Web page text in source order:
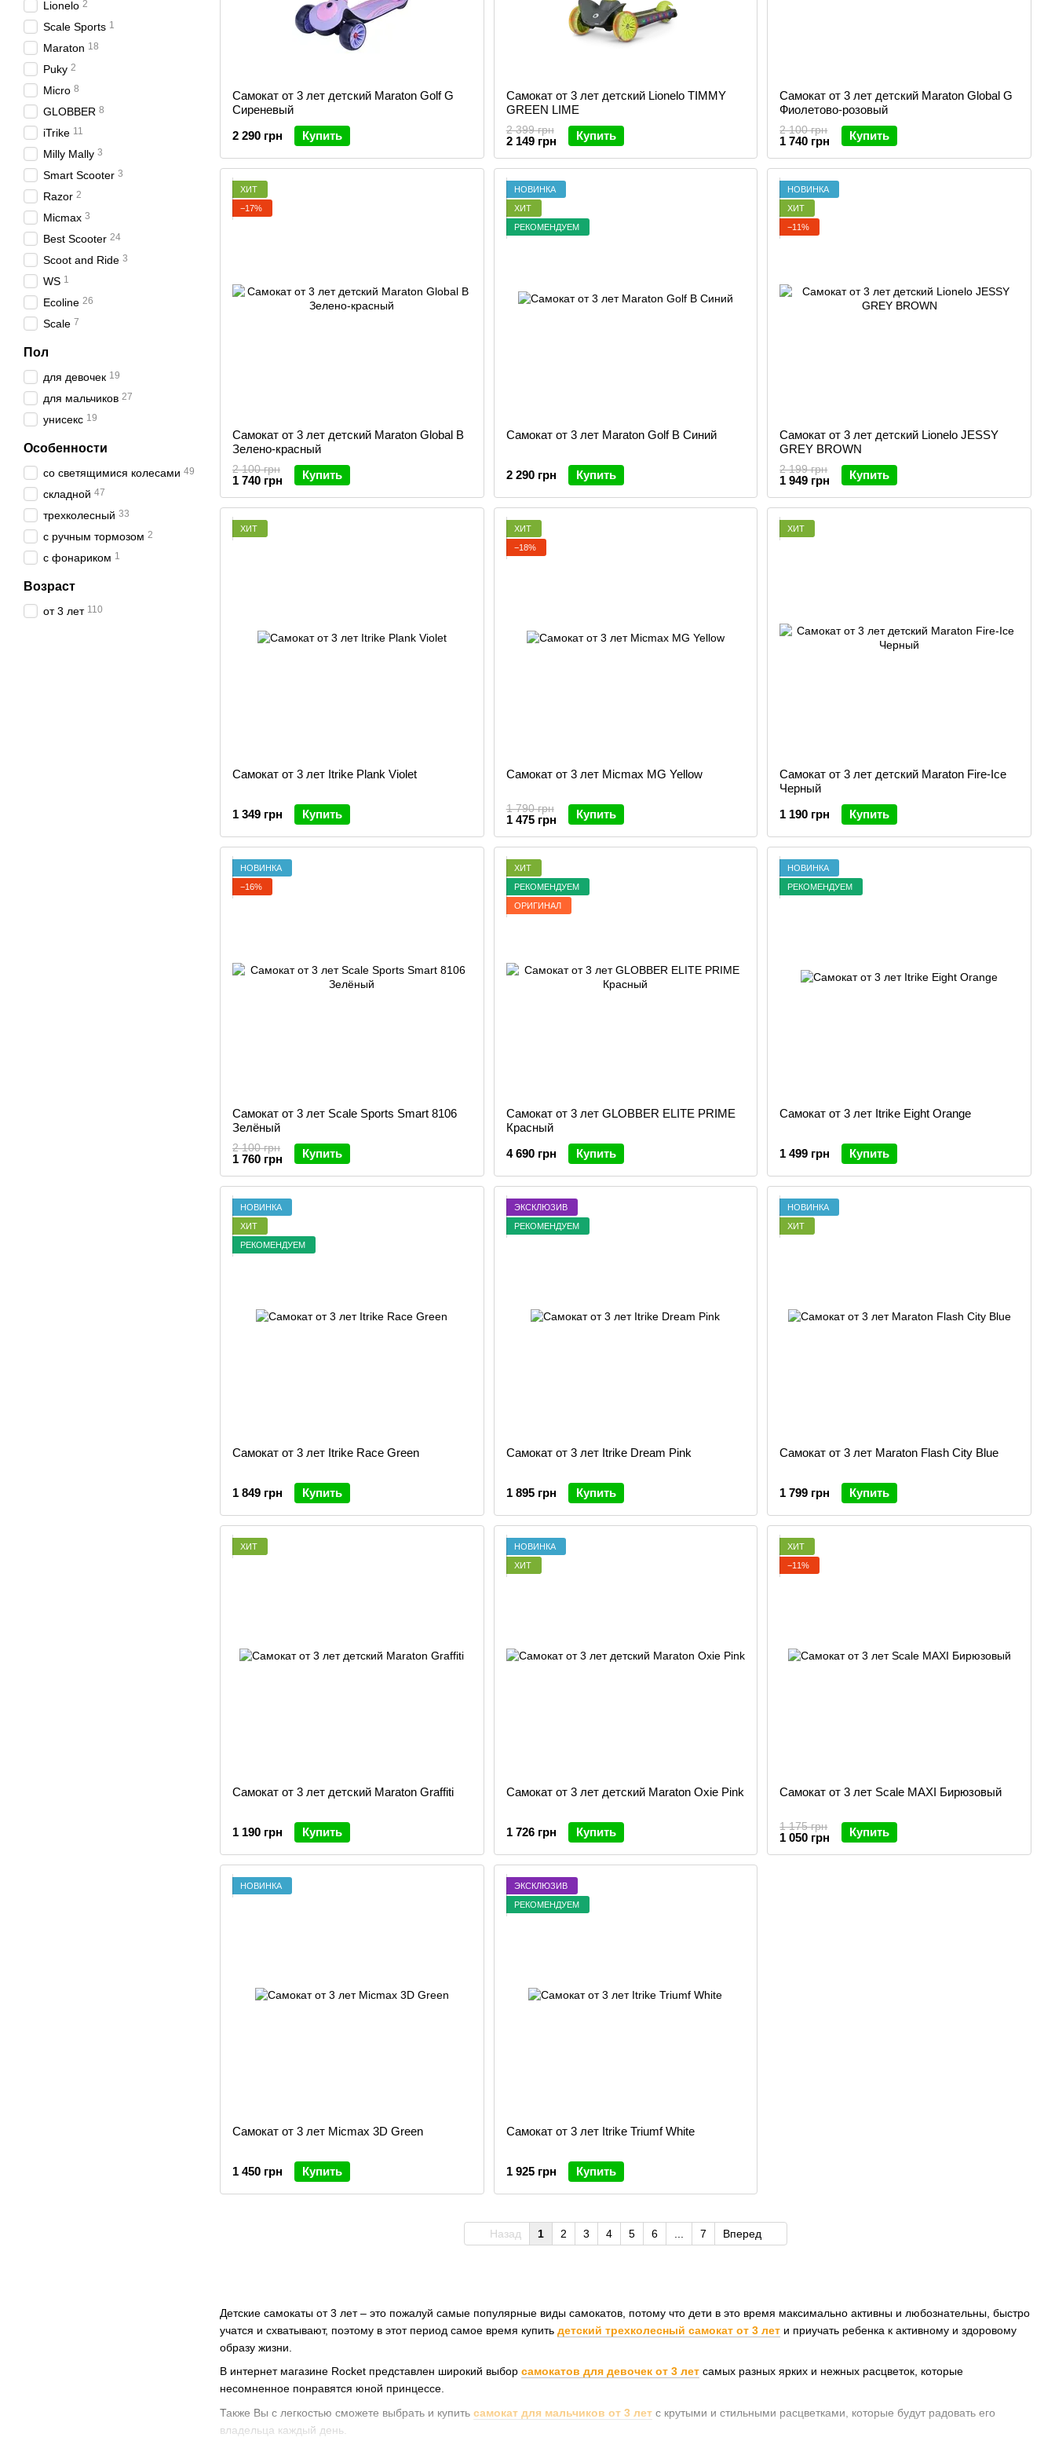
Детские самокаты от 3 лет – это пожалуй самые популярные виды самокатов, потому что дети в это время максимально активны и любознательны, быстро
учатся и схватывают, поэтому в этот период самое время купить детский трехколесный самокат от 3 лет и приучать ребенка к активному и здоровому
образу жизни.
В интернет магазине Rocket представлен широкий выбор самокатов для девочек от 3 лет самых разных ярких и нежных расцветок, которые
несомненное понравятся юной принцессе.
Также Вы с легкостью сможете выбрать и купить самокат для мальчиков от 3 лет с крутыми и стильными расцветками, которые будут радовать его
владельца каждый день.
Самокат от 3 лет детский Maraton Golf G
Сиреневый
2 290 грн
Купить
Самокат от 3 лет детский Lionelo TIMMY
GREEN LIME
2 399 грн
2 149 грн Купить
Самокат от 3 лет детский Maraton Global G
Фиолетово-розовый
2 100 грн
1 740 грн Купить
ХИТ
−17%
Самокат от 3 лет детский Maraton Global B
Зелено-красный
2 100 грн
1 740 грн Купить
НОВИНКА
ХИТ
РЕКОМЕНДУЕМ
Самокат от 3 лет Maraton Golf В Синий
2 290 грн Купить
НОВИНКА
ХИТ
−11%
Самокат от 3 лет детский Lionelo JESSY
GREY BROWN
2 199 грн
1 949 грн Купить
ХИТ
Самокат от 3 лет Itrike Plank Violet
1 349 грн Купить
ХИТ
−18%
Самокат от 3 лет Micmax MG Yellow
1 790 грн
1 475 грн Купить
ХИТ
Самокат от 3 лет детский Maraton Fire-Ice
Черный
1 190 грн
Купить
НОВИНКА
−16%
Самокат от 3 лет Scale Sports Smart 8106
Зелёный
2 100 грн
1 760 грн Купить
ХИТ
РЕКОМЕНДУЕМ
ОРИГИНАЛ
Самокат от 3 лет GLOBBER ELITE PRIME
Красный
4 690 грн
Купить
НОВИНКА
РЕКОМЕНДУЕМ
Самокат от 3 лет Itrike Eight Orange
1 499 грн Купить
НОВИНКА
ХИТ
РЕКОМЕНДУЕМ
Самокат от 3 лет Itrike Race Green
1 849 грн Купить
ЭКСКЛЮЗИВ
РЕКОМЕНДУЕМ
Самокат от 3 лет Itrike Dream Pink
1 895 грн Купить
НОВИНКА
ХИТ
Самокат от 3 лет Maraton Flash City Blue
1 799 грн Купить
ХИТ
Самокат от 3 лет детский Maraton Graffiti
1 190 грн Купить
НОВИНКА
ХИТ
Самокат от 3 лет детский Maraton Oxie Pink
1 726 грн Купить
ХИТ
−11%
Самокат от 3 лет Scale MAXI Бирюзовый
1 175 грн
1 050 грн Купить
НОВИНКА
Самокат от 3 лет Micmax 3D Green
1 450 грн Купить
ЭКСКЛЮЗИВ
РЕКОМЕНДУЕМ
Самокат от 3 лет Itrike Triumf White
1 925 грн Купить
Назад 1 2 3 4 5 6 7 Вперед
Lionelo 2
Scale Sports 1
Maraton 18
Puky 2
Micro 8
GLOBBER 8
iTrike 11
Milly Mally 3
Smart Scooter 3
Razor 2
Micmax 3
Best Scooter 24
Scoot and Ride 3
WS 1
Ecoline 26
Scale 7
Пол
для девочек 19
для мальчиков 27
унисекс 19
Особенности
со светящимися колесами 49
складной 47
трехколесный 33
с ручным тормозом 2
с фонариком 1
Возраст
от 3 лет 110